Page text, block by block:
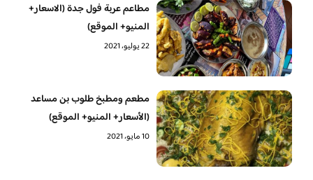
مطاعم عربة فول جدة (الاسعار+
المنيو+ الموقع)
22 يوليو، 2021
مطعم ومطبخ طلوب بن مساعد
(الأسعار+ المنيو+ الموقع)
10 مايو، 2021